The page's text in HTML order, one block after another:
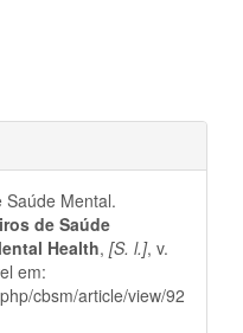
Saúde Mental.
de Saúde
Health, [S. l.], v.
em:
cbsm/article/view/92